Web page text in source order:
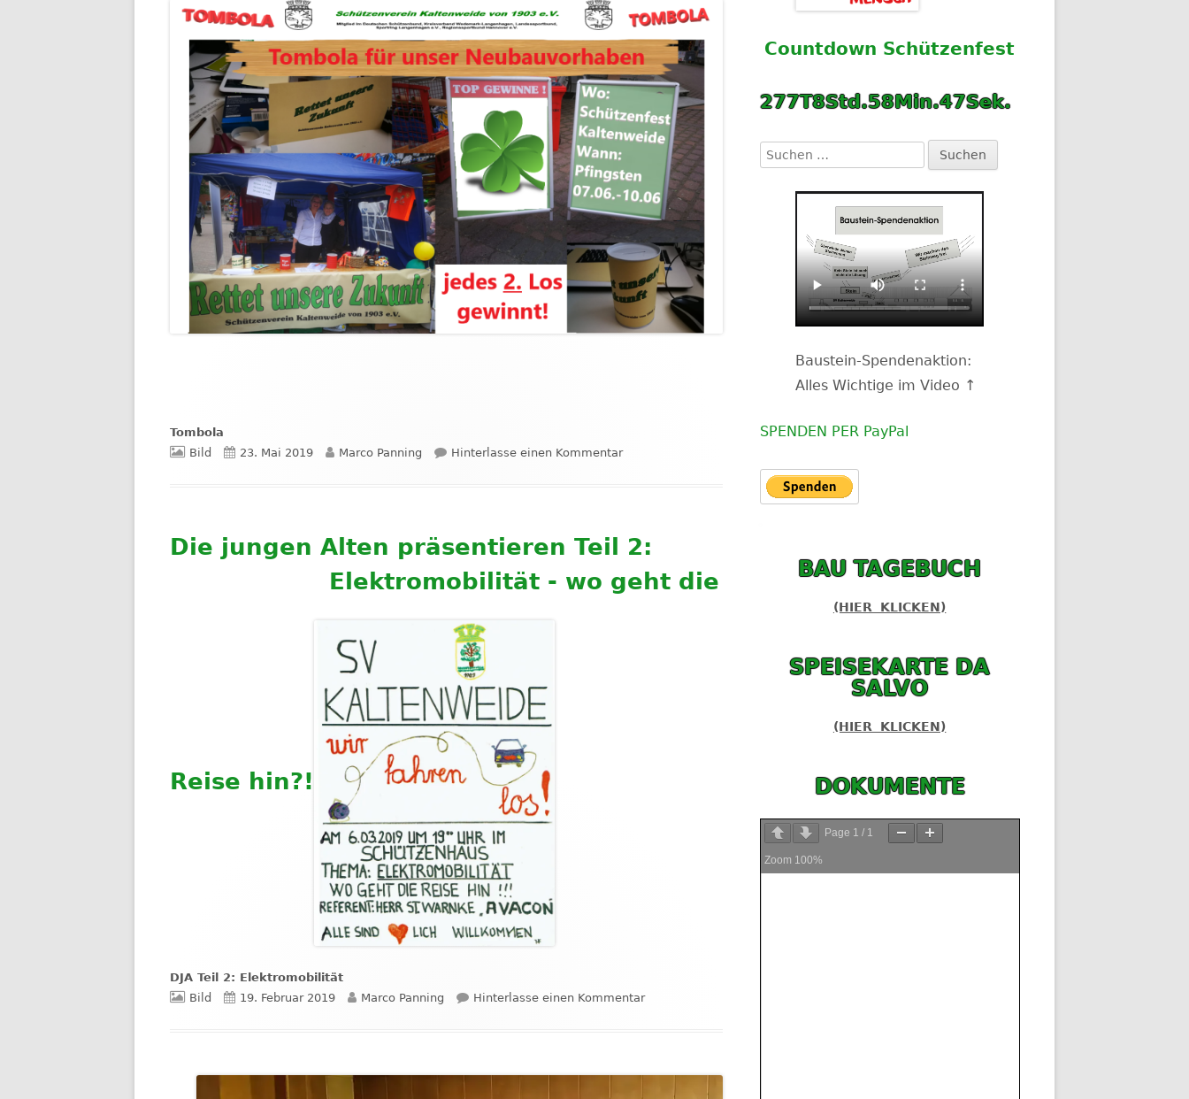
4. TEIL D
5. TEIL E
KASSE
MEIN KONTO
WARENKORB AGB
DATENSCHUTZERKLÄRUNG
WIDERRUFSBELEHRUNG
SHOP
IMPRESSUM
FÖRDERER
IMPRESSUM BLASROHR
TRAININGSTERMINESCHÜTZENFEST 2017
SCHÜTZENFEST 2016
Tombola
Format
Bild
Veröffentlicht
23. Mai 2019 Autor
Marco Panning Hinterlasse einen Kommentarzu Tombola
Die jungen Alten präsentieren Teil 2:
Elektromobilität - wo geht die
Reise hin?!
DJA Teil 2: Elektromobilität
Format
Bild
Veröffentlicht
19. Februar 2019 Autor
Marco Panning Hinterlasse einen Kommentarzu DJA Teil 2: Elektromobilität
Countdown Schützenfest
277T8Std.58Min.46Sek.
Suchen
nach:
Baustein-Spendenaktion:
Alles Wichtige im Video ↑
SPENDEN PER PayPal
BAU TAGEBUCH
(HIER KLICKEN)
SPEISEKARTE DA
SALVO
(HIER KLICKEN)
DOKUMENTE
Page 1 / 1
Zoom 100%